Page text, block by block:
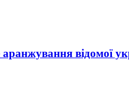
відомої